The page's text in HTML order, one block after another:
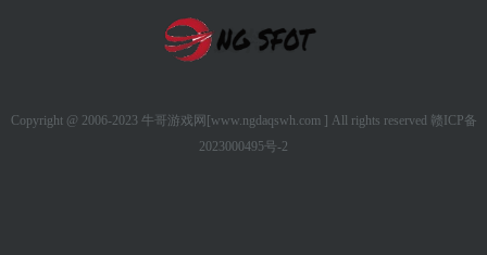
Copyright @ 2006-2023 牛哥游戏网[www.ngdaqswh.com ] All rights reserved 赣ICP备
2023000495号-2